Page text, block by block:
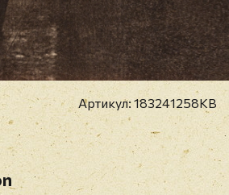
Артикул:183241258KB